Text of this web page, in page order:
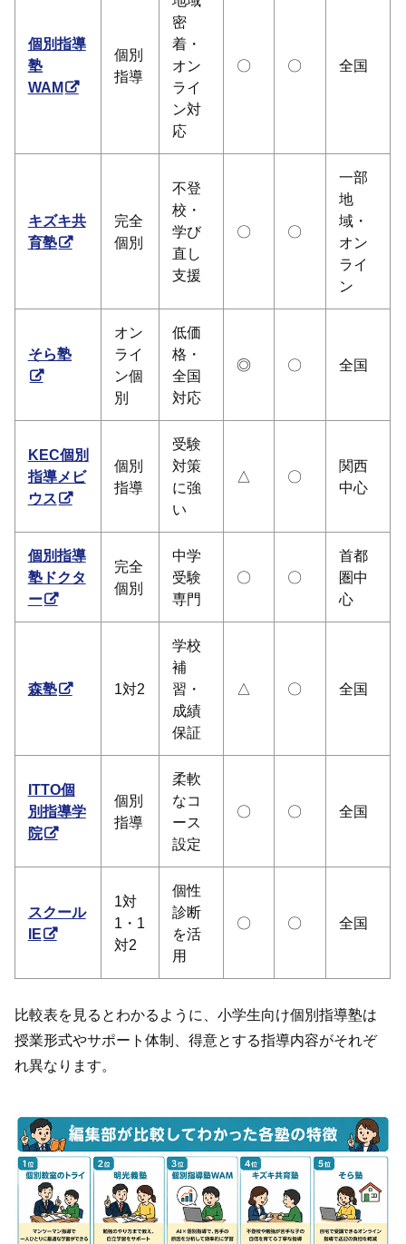
個別指導
塾
WAM
個別
指導
密
着・
オン
ライ
ン対
応
〇 〇 全国
キズキ共
育塾
完全
個別
不登
校・
学び
直し
支援
〇 〇
一部
地
域・
オン
ライ
ン
そら塾
オン
ライ
ン個
別
低価
格・
全国
対応
◎ 〇 全国
KEC個別
指導メビ
ウス
個別
指導
受験
対策
に強
い
△ 〇
関西
中心
個別指導
塾ドクタ
ー
完全
個別
中学
受験
専門
〇 〇
首都
圏中
心
森塾 1対2
学校
補
習・
成績
保証
△ 〇 全国
ITTO個
別指導学
院
個別
指導
柔軟
なコ
ース
設定
〇 〇 全国
スクール
IE
1対
1・1
対2
個性
診断
を活
用
〇 〇 全国
比較表を見るとわかるように、小学生向け個別指導塾は
授業形式やサポート体制、得意とする指導内容がそれぞ
れ異なります。